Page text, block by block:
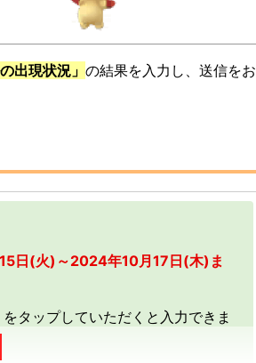
出現状況」 の結果を入力し、送信をお
日(火)～2024年10月17日(木)ま
タップしていただくと入力できま